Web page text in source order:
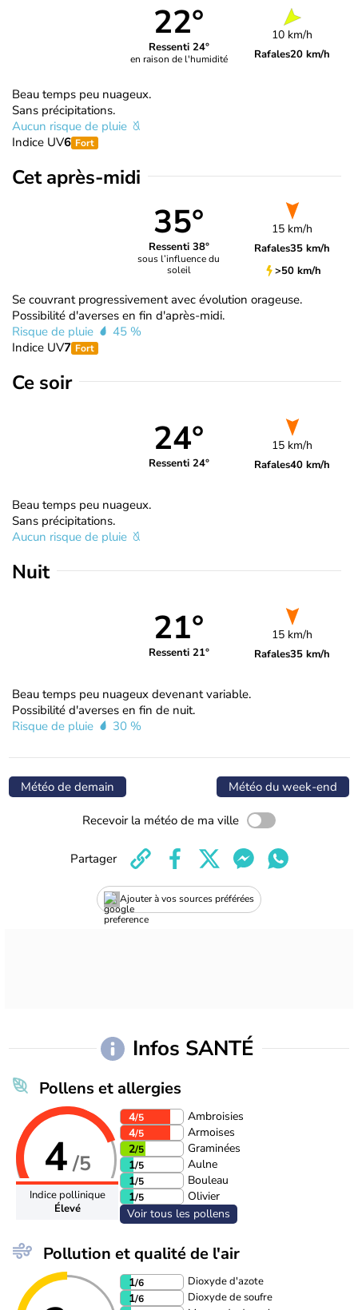
22°
Ressenti 24°
en raison de l'humidité
10 km/h
Rafales20 km/h
Beau temps peu nuageux.
Sans précipitations.
Aucun risque de pluie
Indice UV6 Fort
Cet après-midi
35°
Ressenti 38°
sous l’influence du
soleil
15 km/h
Rafales35 km/h
>50 km/h
Se couvrant progressivement avec évolution orageuse.
Possibilité d'averses en fin d'après-midi.
Risque de pluie
45 %
Indice UV7 Fort
Ce soir
24°
Ressenti 24°
15 km/h
Rafales40 km/h
Beau temps peu nuageux.
Sans précipitations.
Aucun risque de pluie
Nuit
21°
Ressenti 21°
15 km/h
Rafales35 km/h
Beau temps peu nuageux devenant variable.
Possibilité d'averses en fin de nuit.
Risque de pluie
30 %
Météo de demain Météo du week-end
Recevoir la météo de ma ville
Ajouter à vos sources préférées
Partager
Infos SANTÉ
Pollens et allergies
4/5
Indice pollinique
Élevé
4/5
Ambroisies
4/5
Armoises
2/5
Graminées
1/5
Aulne
1/5
Bouleau
1/5
Olivier
Voir tous les pollens
Pollution et qualité de l'air
1/6 Dioxyde d'azote
1/6 Dioxyde de soufre